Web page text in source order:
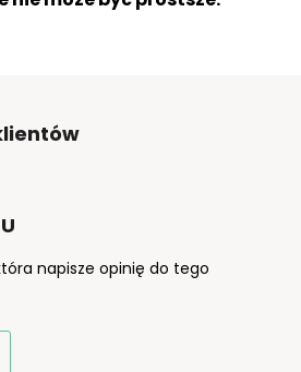
napisze opinię do tego